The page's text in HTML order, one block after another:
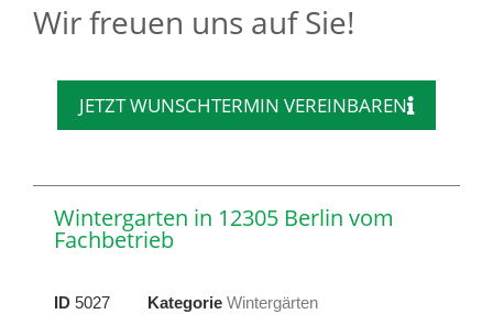
Wir freuen uns auf Sie!
JETZT WUNSCHTERMIN VEREINBAREN
Wintergarten in 12305 Berlin vom
Fachbetrieb
ID 5027 Kategorie Wintergärten